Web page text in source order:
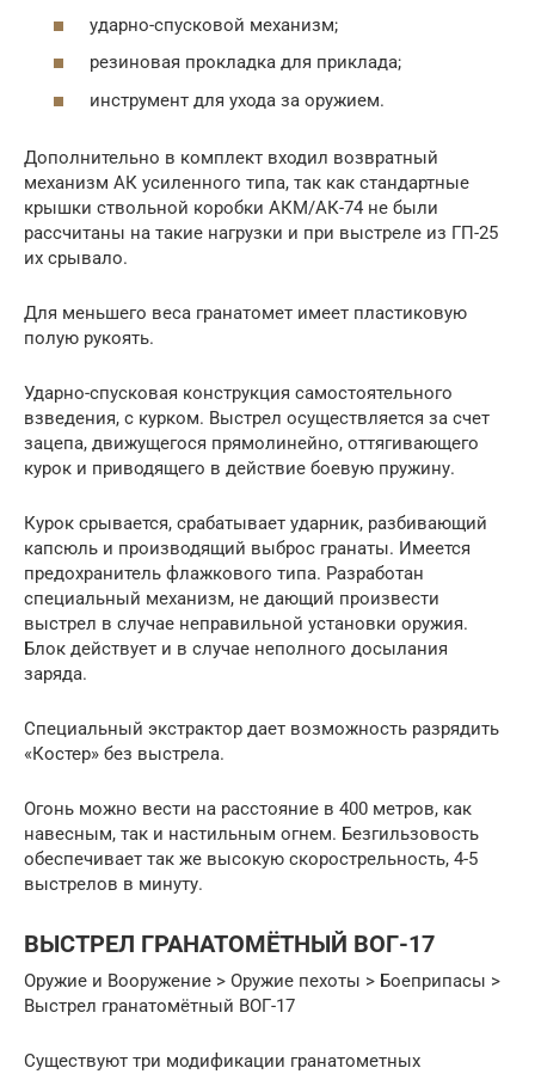
ударно-спусковой механизм;
резиновая прокладка для приклада;
инструмент для ухода за оружием.
Дополнительно в комплект входил возвратный
механизм АК усиленного типа, так как стандартные
крышки ствольной коробки АКМ/АК-74 не были
рассчитаны на такие нагрузки и при выстреле из ГП-25
их срывало.
Для меньшего веса гранатомет имеет пластиковую
полую рукоять.
Ударно-спусковая конструкция самостоятельного
взведения, с курком. Выстрел осуществляется за счет
зацепа, движущегося прямолинейно, оттягивающего
курок и приводящего в действие боевую пружину.
Курок срывается, срабатывает ударник, разбивающий
капсюль и производящий выброс гранаты. Имеется
предохранитель флажкового типа. Разработан
специальный механизм, не дающий произвести
выстрел в случае неправильной установки оружия.
Блок действует и в случае неполного досылания
заряда.
Специальный экстрактор дает возможность разрядить
«Костер» без выстрела.
Огонь можно вести на расстояние в 400 метров, как
навесным, так и настильным огнем. Безгильзовость
обеспечивает так же высокую скорострельность, 4-5
выстрелов в минуту.
ВЫСТРЕЛ ГРАНАТОМЁТНЫЙ ВОГ-17
Оружие и Вооружение > Оружие пехоты > Боеприпасы >
Выстрел гранатомётный ВОГ-17
Существуют три модификации гранатометных